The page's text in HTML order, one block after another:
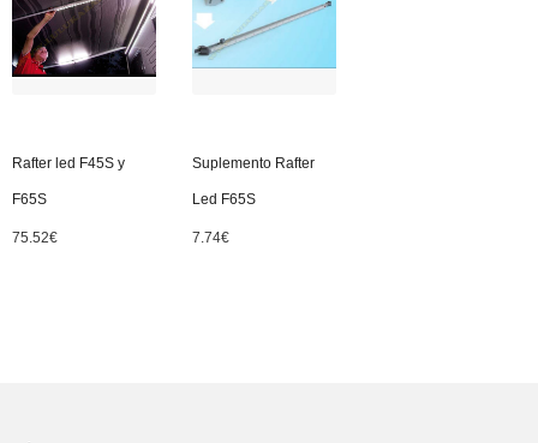
Rafter led F45S y
F65S
75.52€
Suplemento Rafter
Led F65S
7.74€